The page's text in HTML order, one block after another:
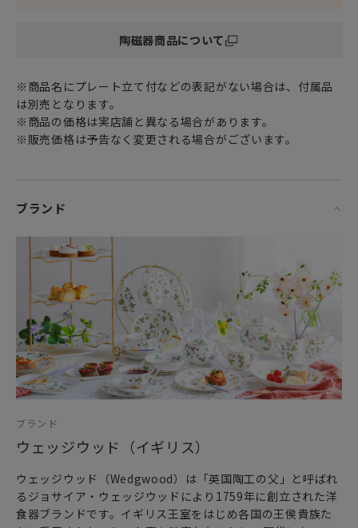
パン皿、取り皿や銘々皿としてお客様が来られた時におもて
デザートプレート（デザート皿）やケーキプレート（ケーキ
皿）としても
お使いいただけます。
合わせやすいニュートラルさも魅力的です。ちょっと人とは
違った個性的なテーブルコーディネートを楽しみたい方にぜ
ひおすすめです。
「セイラーズ フェアウェル by Kit Kemp シリーズ」
スタイリッシュでキュートなパターン “セイラーズ フェアウ
ェル Sailors Farewell by Kit Kemp”は、船乗りの物語が
様々な海のモチーフと共にポップなデザインで描かれていま
す。
黄色いワンピースを着た少女が、カモメの向こうの岩の上で
への別れの挨拶。そして船乗りの海での冒険がついに始まり
ます。
ぎ、海に潜るとタコやクジラや大きな魚などの海の生き物に
出会います。ティーポットやカップには海上と水中の世界が
にユーモアたっぷりに描かれています。
陶磁器商品について
※商品名にプレート立て付などの表記がない場合は、付属品
は別売となります。
※商品の価格は実店舗と異なる場合があります。
※販売価格は予告なく変更される場合がございます。
ブランド
ブランド
ウェッジウッド（イギリス）
ウェッジウッド（Wedgwood）は「英国陶工の父」と呼ばれ
るジョサイア・ウェッジウッドにより1759年に創立された洋
食器ブランドです。イギリス王室をはじめ各国の王侯貴族た